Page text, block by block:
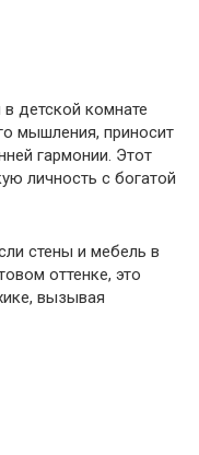
детской комнате
мышления, приносит
гармонии. Этот
личность с богатой
стены и мебель в
оттенке, это
вызывая